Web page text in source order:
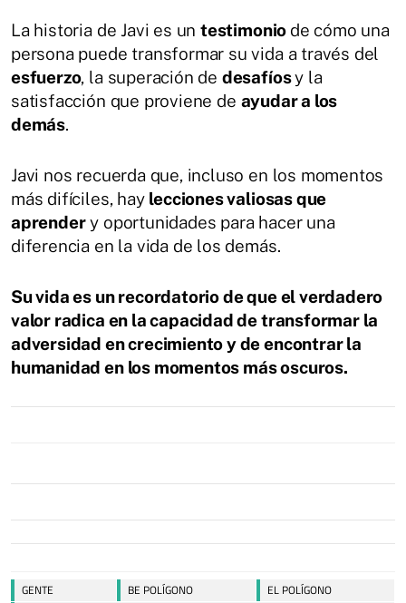
La historia de Javi es untestimonio de cómo una
persona puede transformar su vida a través del
esfuerzo, la superación de desafíosy la
satisfacción que proviene de ayudar a los
demás.
Javi nos recuerda que, incluso en los momentos
más difíciles, hay lecciones valiosas que
aprendery oportunidades para hacer una
diferencia en la vida de los demás.
Su vida es un recordatorio de que el verdadero
valor radica en la capacidad de transformar la
adversidad en crecimiento y de encontrar la
humanidad en los momentos más oscuros.
GENTE BE POLÍGONO
EL POLÍGONO